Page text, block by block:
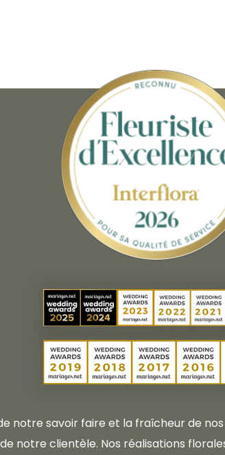
notre savoir faire et la fraîcheur de
notre clientèle. Nos réalisations